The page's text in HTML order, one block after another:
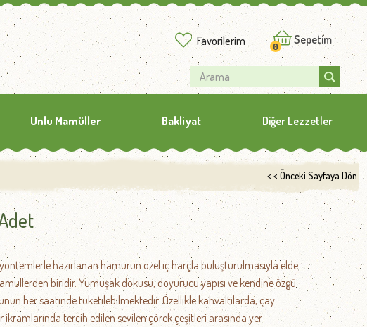
Sepetim
0
Favorilerim
Unlu Mamüller Bakliyat Diğer Lezzetler
< < Önceki Sayfaya Dön
hazırlanan hamurun özel iç harçla buluşturulmasıyla elde
biridir. Yumuşak dokusu, doyurucu yapısı ve kendine özgü
her saatinde tüketilebilmektedir. Özellikle kahvaltılarda, çay
tercih edilen sevilen çörek çeşitleri arasında yer